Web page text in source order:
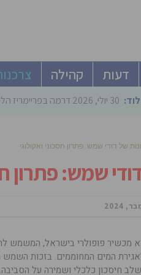
דעות קהילה
30 יולי, 2026 דרמה בפריימריז הליכוד: 4 לודאים יתמודדו על
של דודי שמש: פתרון חסכוני ואקולוגי
שמש: פתרון
מכשיר פופולרי בישראל, המשמש
המים המחוממים. בזכות
חיסכון כלכלי ושמירה על הסביבה.